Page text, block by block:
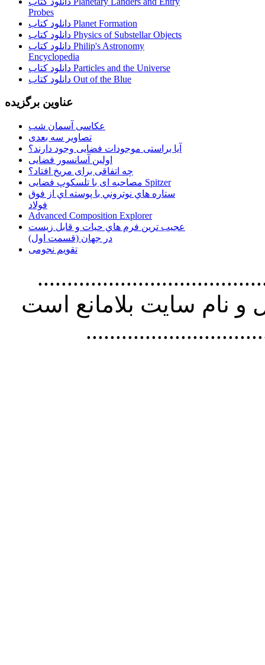
Probes
دانلود کتاب Planet Formation
دانلود کتاب Physics of Substellar Objects
دانلود کتاب Philip's Astronomy
Encyclopedia
دانلود کتاب Particles and the Universe
دانلود کتاب Out of the Blue
عناوین برگزیده
عکاسی آسمان شب
تصاویر سه بعدی
آیا براستی موجودات فضایی وجود دارند؟
اولین آسانسور فضایی
چه اتفاقی برای مریخ افتاد؟
مصاحبه ای با تلسکوپ فضایی Spitzer
ستاره هاي نوتروني با پوسته اي از فوق
فولاد
Advanced Composition Explorer
عجیب ترین فرم هاي حيات و قابل زيست
در جهان (قسمت اول)
تقویم نجومی
استفاده از
نام سايت بلامانع است